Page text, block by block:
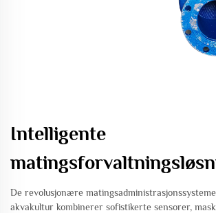
Intelligente
De revolusjonære
akvakultur kombinerer sofistikerte sensorer,